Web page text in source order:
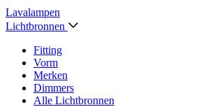
Lavalampen
Lichtbronnen
Fitting
Vorm
Merken
Dimmers
Alle Lichtbronnen